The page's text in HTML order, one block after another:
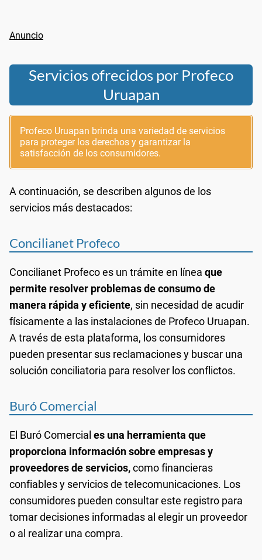
Servicios ofrecidos por Profeco
Uruapan
Profeco Uruapan brinda una variedad de servicios
para proteger los derechos y garantizar la
satisfacción de los consumidores.
A continuación, se describen algunos de los
servicios más destacados:
Concilianet Profeco
Concilianet Profeco es un trámite en línea que
permite resolver problemas de consumo de
manera rápida y eficiente, sin necesidad de acudir
físicamente a las instalaciones de Profeco Uruapan.
A través de esta plataforma, los consumidores
pueden presentar sus reclamaciones y buscar una
solución conciliatoria para resolver los conflictos.
Buró Comercial
El Buró Comercial es una herramienta que
proporciona información sobre empresas y
proveedores de servicios,como financieras
confiables y servicios de telecomunicaciones. Los
consumidores pueden consultar este registro para
tomar decisiones informadas al elegir un proveedor
o al realizar una compra.